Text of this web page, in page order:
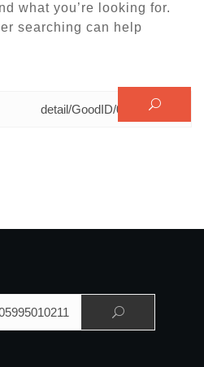
what you’re looking for.
searching can help.
البحث عن: